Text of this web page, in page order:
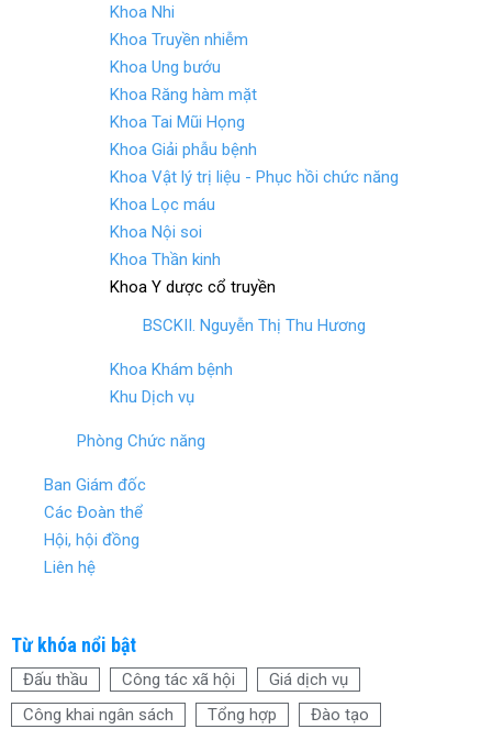
Khoa Nhi
Khoa Truyền nhiễm
Khoa Ung bướu
Khoa Răng hàm mặt
Khoa Tai Mũi Họng
Khoa Giải phẫu bệnh
Khoa Vật lý trị liệu - Phục hồi chức năng
Khoa Lọc máu
Khoa Nội soi
Khoa Thần kinh
Khoa Y dược cổ truyền
BSCKII. Nguyễn Thị Thu Hương
Khoa Khám bệnh
Khu Dịch vụ
Phòng Chức năng
Ban Giám đốc
Các Đoàn thể
Hội, hội đồng
Liên hệ
Từ khóa nổi bật
Đấu thầu Công tác xã hội
Giá dịch vụ
Công khai ngân sách
Tổng hợp
Đào tạo